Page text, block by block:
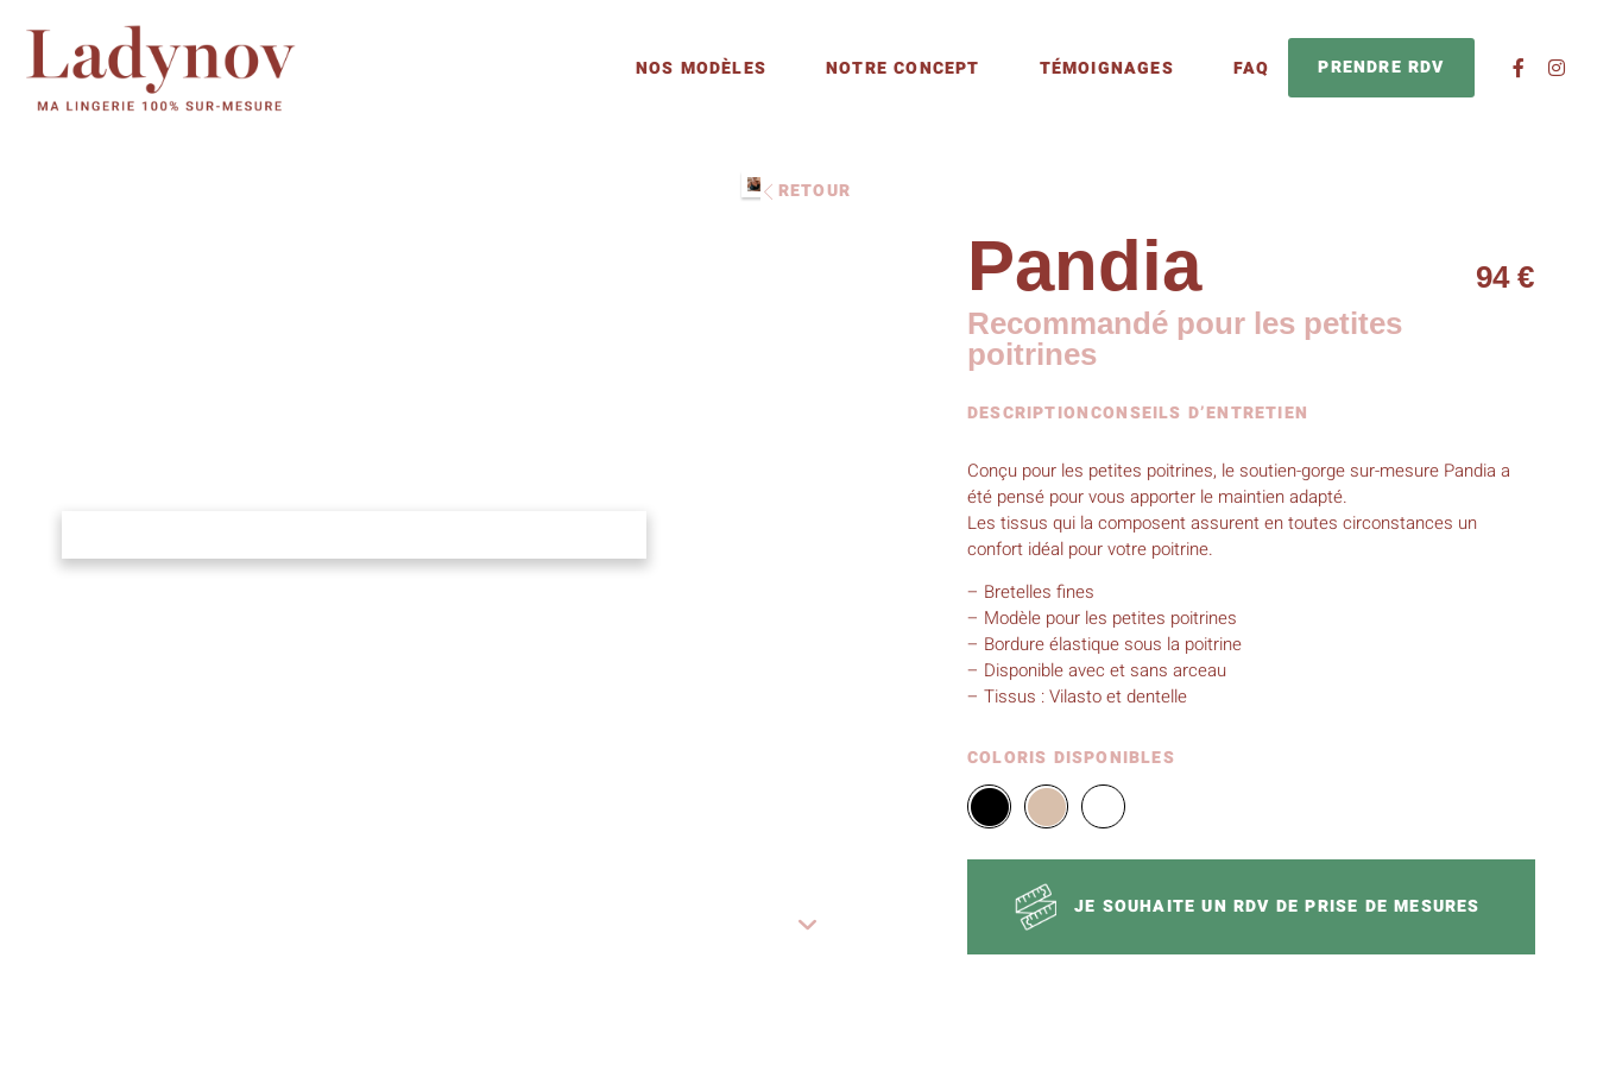
NOS MODÈLES NOTRE CONCEPT TÉMOIGNAGES FAQ PRENDRE RDV
RETOUR
94 €
Pandia
Recommandé pour les petites
poitrines
DESCRIPTIONCONSEILS D’ENTRETIEN
Conçu pour les petites poitrines, le soutien-gorge sur-mesure Pandia a
été pensé pour vous apporter le maintien adapté.
Les tissus qui la composent assurent en toutes circonstances un
confort idéal pour votre poitrine.
– Bretelles fines
– Modèle pour les petites poitrines
– Bordure élastique sous la poitrine
– Disponible avec et sans arceau
– Tissus : Vilasto et dentelle
COLORIS DISPONIBLES
JE SOUHAITE UN RDV DE PRISE DE MESURES